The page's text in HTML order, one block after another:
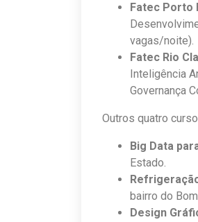
Fatec Porto
vagas/noite).
Fatec Rio
Inteligência
Governança
Outros quatro
Big Data
Estado.
bairro do
Design